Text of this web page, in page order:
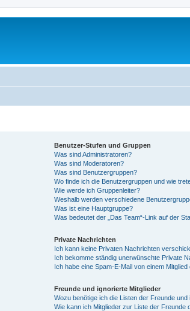
Benutzer-Stufen und Gruppen
Was sind Administratoren?
Was sind Moderatoren?
Was sind Benutzergruppen?
Wo finde ich die Benutzergruppen und wie
Wie werde ich Gruppenleiter?
Weshalb werden verschiedene
Was ist eine Hauptgruppe?
Was bedeutet der „Das Team“-Link auf der
Private Nachrichten
Ich kann keine Privaten Nachrichten
Ich bekomme ständig unerwünschte Private
Ich habe eine Spam-E-Mail von einem
Freunde und ignorierte Mitglieder
Wozu benötige ich die Listen der Freunde und
Wie kann ich Mitglieder zur Liste der Freunde